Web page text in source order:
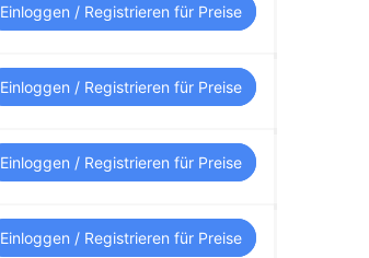
Einloggen / Registrieren für Preise
Einloggen / Registrieren für Preise
Einloggen / Registrieren für Preise
Einloggen / Registrieren für Preise